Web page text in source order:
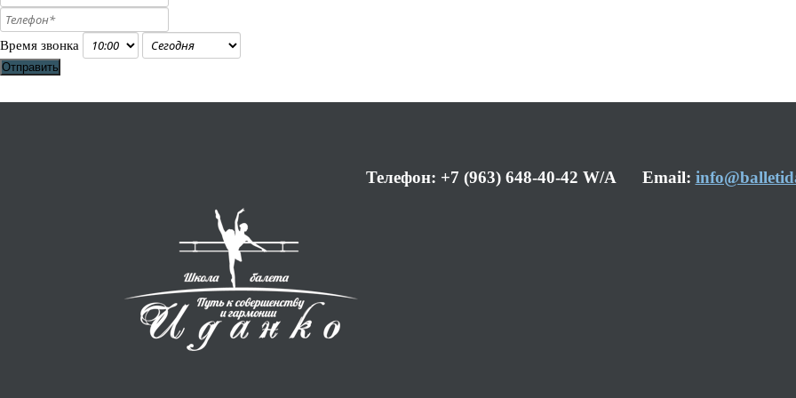
Время звонка
Отправить
Телефон: +7 (963) 648-40-42 W/A Email: